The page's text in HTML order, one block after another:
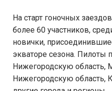
На старт гоночных
более 60 участников,
новички,
экваторе сезона. Пилоты
Нижегородскую область,
Нижегородскую область,